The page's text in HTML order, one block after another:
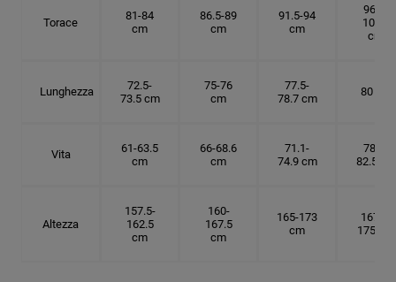
Torace
81-84
cm
86.5-89
cm
91.5-94
cm
96.5-
101.5
cm
Lunghezza
72.5-
73.5 cm
75-76
cm
77.5-
78.7 cm
80 cm
Vita
61-63.5
cm
66-68.6
cm
71.1-
74.9 cm
78.7-
82.5 cm
Altezza
157.5-
162.5
cm
160-
167.5
cm
165-173
cm
167.5-
175 cm